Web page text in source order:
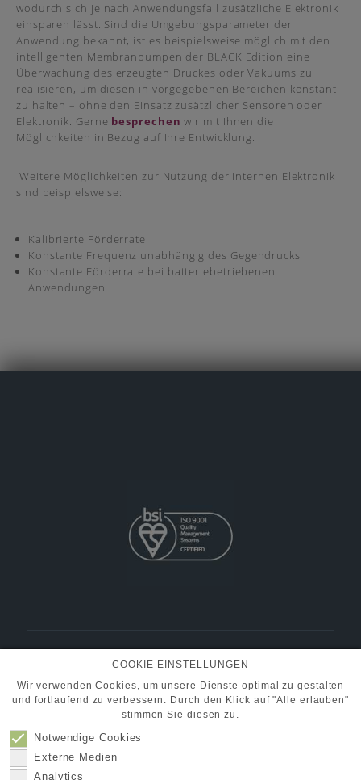
wodurch sich je nach Anwendungsfall zusätzliche Elektronik
einsparen lässt. Sind die Umgebungsparameter der
Anwendung bekannt, ist es beispielsweise möglich mit den
intelligenten Membranpumpen der BLACK Edition eine
Überwachung des erzeugten Druckes oder Vakuums zu
realisieren, um diesen in vorgegebenen Bereichen konstant
zu halten – ohne den Einsatz zusätzlicher Sensoren oder
Elektronik. Gerne besprechen wir mit Ihnen die
Möglichkeiten in Bezug auf Ihre Entwicklung.
Weitere Möglichkeiten zur Nutzung der internen Elektronik
sind beispielsweise:
Kalibrierte Förderrate
Konstante Frequenz unabhängig des Gegendrucks
Konstante Förderrate bei batteriebetriebenen
Anwendungen
BMT Fluid Control Solutions GmbH
Tel.:+49 (0) 6101 95400-30
E-Mail:info@pumpen-ventile.de
COOKIE EINSTELLUNGEN
Wir verwenden Cookies, um unsere Dienste optimal zu gestalten
und fortlaufend zu verbessern. Durch den Klick auf "Alle erlauben"
stimmen Sie diesen zu.
Notwendige Cookies
Externe Medien
Analytics